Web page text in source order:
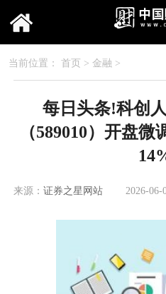
当前位置： 首页 > 金融 >
每日头条!科创
（589010）开盘
来源： 证券之星网站 2026-06-